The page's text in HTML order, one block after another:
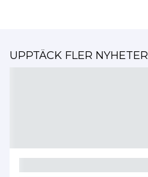
UPPTÄCK FLER NYHETER